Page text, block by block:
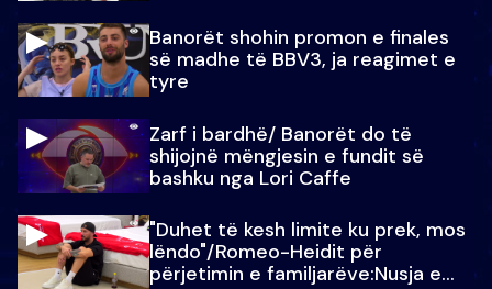
Banorët shohin promon e finales
së madhe të BBV3, ja reagimet e
tyre
Zarf i bardhë/ Banorët do të
shijojnë mëngjesin e fundit së
bashku nga Lori Caffe
"Duhet të kesh limite ku prek, mos
lëndo"/Romeo-Heidit për
përjetimin e familjarëve:Nusja e